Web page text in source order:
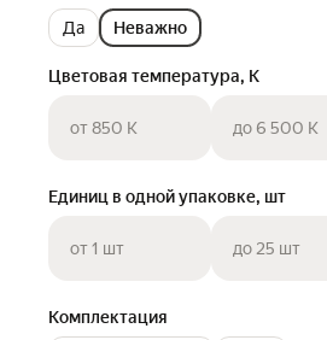
Да
Неважно
Цветовая температура, K
от 850 K до 6 500 K
Единиц в одной упаковке, шт
от 1 шт до 25 шт
Комплектация